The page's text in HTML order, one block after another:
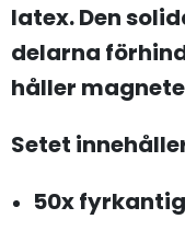
latex. Den
delarna
håller
Setet
50x